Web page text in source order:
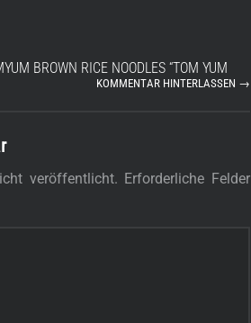
BROWN RICE NOODLES “TOM YUM
KOMMENTAR HINTERLASSEN →
veröffentlicht. Erforderliche Felder